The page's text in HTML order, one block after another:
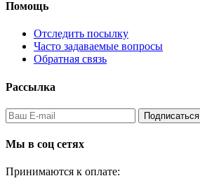
Помощь
Отследить посылку
Часто задаваемые вопросы
Обратная связь
Рассылка
Подписаться
Мы в соц сетях
Принимаются к оплате: